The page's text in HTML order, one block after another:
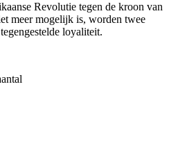
Revolutie tegen de kroon van
meer mogelijk is, worden twee
loyaliteit.